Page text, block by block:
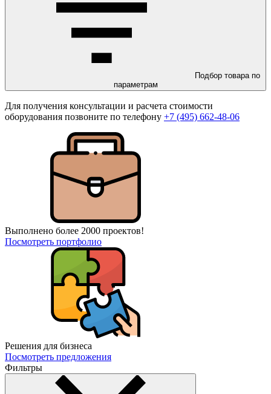
параметрам
Для получения консультации и расчета стоимости
оборудования позвоните по телефону +7 (495) 662-48-06
Выполнено более 2000 проектов!
Посмотреть портфолио
Решения для бизнеса
Посмотреть предложения
Фильтры